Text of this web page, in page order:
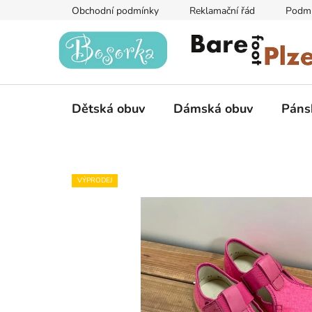
Obchodní podmínky Reklamační řád
Dětská obuv Dámská obuv
VÝPRODEJ